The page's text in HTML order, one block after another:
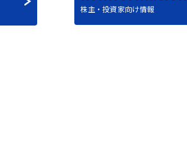
株主・投資家向け情報